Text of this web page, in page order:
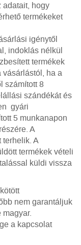
adatait, hogy
termékeket
igénytől
indoklás nélkül
termékek
vásárlástól, ha a
számított 8
szándékát és
gyári
5 munkanapon
A
A
termékek vételi
küldi vissza
nem garantáljuk
a kapcsolat